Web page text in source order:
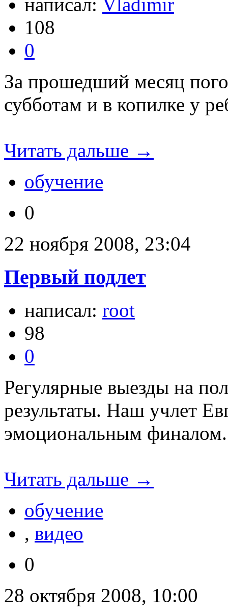
написал: Vladimir
108
0
За прошедший месяц
субботам и в копилке у
Читать дальше →
обучение
0
22 ноября 2008, 23:04
Первый подлет
написал: root
98
0
Регулярные выезды на
результаты. Наш учлет
эмоциональным финалом.
Читать дальше →
обучение
, видео
0
28 октября 2008, 10:00